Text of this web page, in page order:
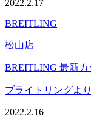
2022.2.17
BREITLING
松山店
BREITLING 最新カ
ブライトリングよ
2022.2.16